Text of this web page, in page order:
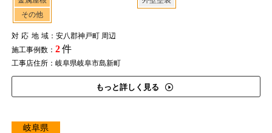
その他
対応地域：安八郡神戸町 周辺
施工事例数： 2件
工事店住所：岐阜県岐阜市島新町
もっと詳しく見る
岐阜県